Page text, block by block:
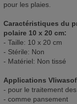
pour les plaies.
Caractéristiques du
polaire 10 x 20 cm:
- Taille: 10 x 20 cm
- Stérile: Non
- Matériel: Non tissé
Applications
- pour le traitement
- comme pansement